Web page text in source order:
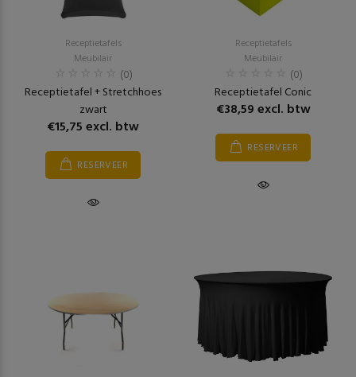
Receptietafels
Meubilair
(0)
Receptietafel + Stretchhoes
zwart
€15,75 excl. btw
RESERVEER
Receptietafels
Meubilair
(0)
Receptietafel Conic
€38,59 excl. btw
RESERVEER